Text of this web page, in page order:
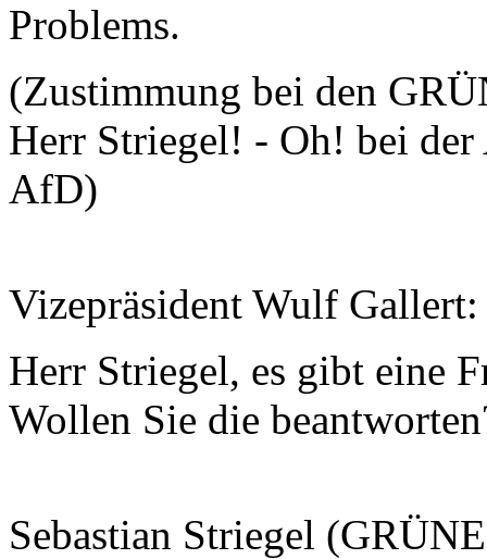
Problems.
(Zustimmung bei den
Herr Striegel! - Oh! bei
AfD)
Vizepräsident Wulf Gallert:
Herr Striegel, es gibt eine
Wollen Sie die
Sebastian Striegel